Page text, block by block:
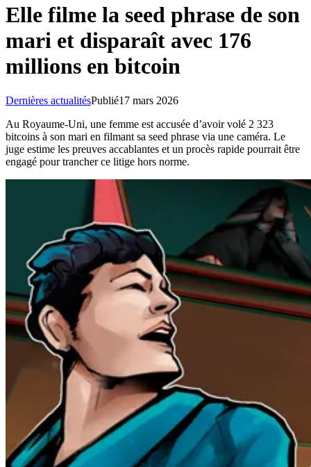
Elle filme la seed phrase de son
mari et disparaît avec 176
millions en bitcoin
Dernières actualitésPublié17 mars 2026
Au Royaume-Uni, une femme est accusée d’avoir volé 2 323
bitcoins à son mari en filmant sa seed phrase via une caméra. Le
juge estime les preuves accablantes et un procès rapide pourrait être
engagé pour trancher ce litige hors norme.